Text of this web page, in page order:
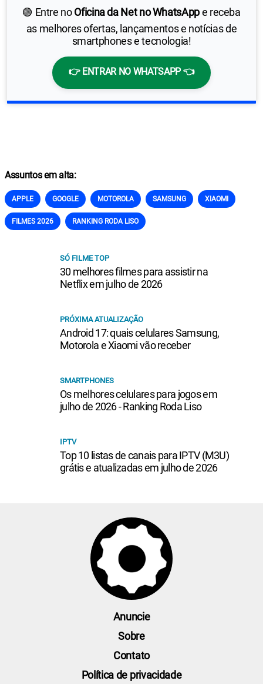
🟢 Entre noOficina da Net no WhatsAppe receba
as melhores ofertas, lançamentos e notícias de
smartphones e tecnologia!
👉 ENTRAR NO WHATSAPP 👈
Assuntos em alta:
APPLE GOOGLE MOTOROLA SAMSUNG XIAOMI
FILMES 2026 RANKING RODA LISO
SÓ FILME TOP
30 melhores filmes para assistir na
Netflix em julho de 2026
PRÓXIMA ATUALIZAÇÃO
Android 17: quais celulares Samsung,
Motorola e Xiaomi vão receber
SMARTPHONES
Os melhores celulares para jogos em
julho de 2026 - Ranking Roda Liso
IPTV
Top 10 listas de canais para IPTV (M3U)
grátis e atualizadas em julho de 2026
Anuncie
Sobre
Contato
Política de privacidade